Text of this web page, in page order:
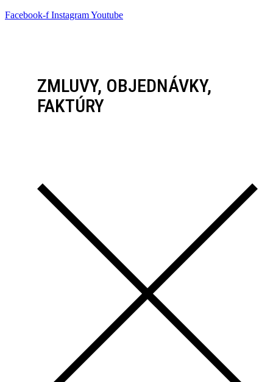
Facebook-f InstagramYoutube
ZMLUVY, OBJEDNÁVKY,
FAKTÚRY